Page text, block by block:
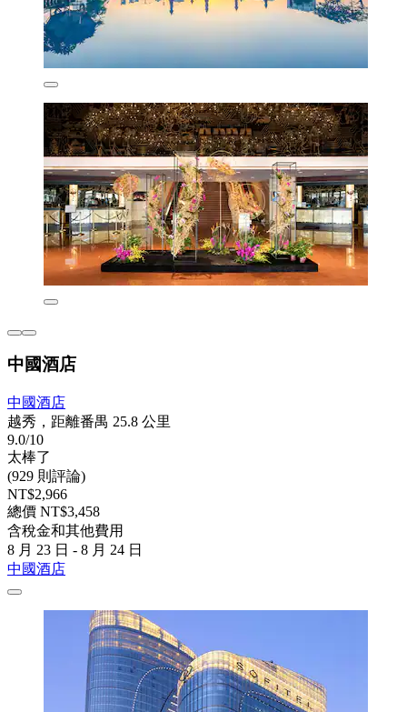
中國酒店
中國酒店
越秀，距離番禺 25.8 公里
9.0/10
太棒了
(929 則評論)
NT$2,966
總價 NT$3,458
含稅金和其他費用
8 月 23 日 - 8 月 24 日
中國酒店